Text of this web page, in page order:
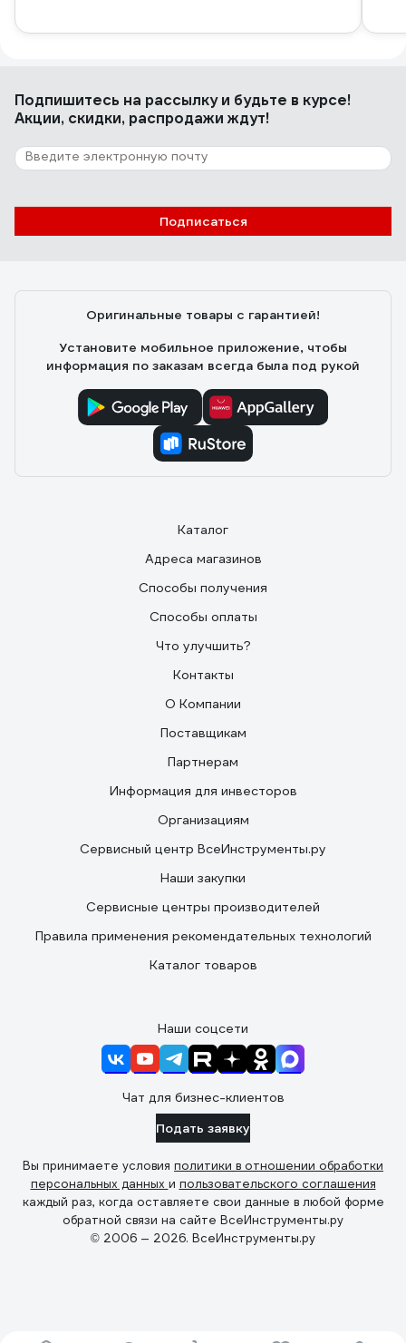
Подпишитесь на рассылкуи будьте в курсе!
Акции, скидки, распродажи ждут!
Подписаться
Оригинальные товары с гарантией!
Установите мобильное приложение, чтобы
информация по заказам всегда была под рукой
Каталог
Адреса магазинов
Способы получения
Способы оплаты
Что улучшить?
Контакты
О Компании
Поставщикам
Партнерам
Информация для инвесторов
Организациям
Сервисный центр ВсеИнструменты.ру
Наши закупки
Сервисные центры производителей
Правила применения рекомендательных технологий
Каталог товаров
Наши соцсети
Чат для бизнес-клиентов
Подать заявку
Вы принимаете условия политики в отношении обработки
персональных данных и пользовательского соглашения
каждый раз, когда оставляете свои данные в любой форме
обратной связи на сайте ВсеИнструменты.ру
© 2006 — 2026. ВсеИнструменты.ру